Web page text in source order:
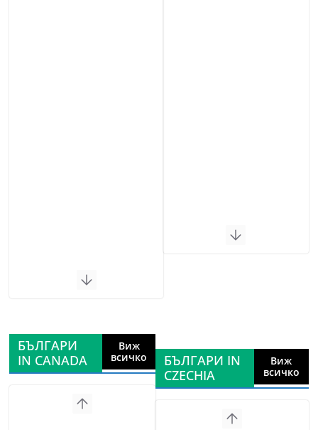
БЪЛГАРИ
IN CANADA
Виж
всичко
БЪЛГАРИ IN
CZECHIA
Виж
всичко